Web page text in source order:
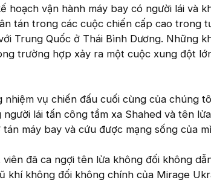
hoạch vận hành máy bay có người lái và
tán trong các cuộc chiến cấp cao trong
Trung Quốc ở Thái Bình Dương. Những
trường hợp xảy ra một cuộc xung đột
nhiệm vụ chiến đấu cuối cùng của chúng
lái tấn công tầm xa Shahed và tên
máy bay và cứu được mạng sống của
đã ca ngợi tên lửa không đối không
khí không đối không chính của Mirage